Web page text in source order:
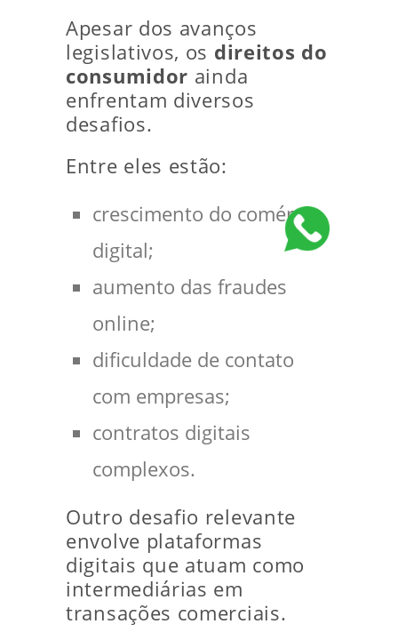
Apesar dos avanços
legislativos, os direitos do
consumidor ainda
enfrentam diversos
desafios.
Entre eles estão:
crescimento do comércio
digital;
aumento das fraudes
online;
dificuldade de contato
com empresas;
contratos digitais
complexos.
Outro desafio relevante
envolve plataformas
digitais que atuam como
intermediárias em
transações comerciais.